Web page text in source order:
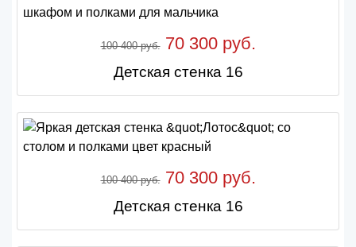
100 400 руб.70 300 руб.
Детская стенка 16
100 400 руб.70 300 руб.
Детская стенка 16